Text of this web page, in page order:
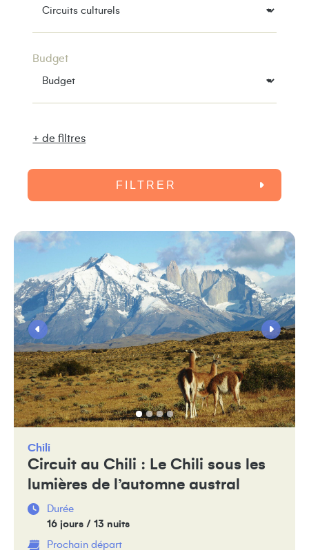
Budget
+ de filtres
FILTRER
Chili
Circuit au Chili : Le Chili sous les
lumières de l’automne austral
Durée
16 jours / 13 nuits
Prochain départ